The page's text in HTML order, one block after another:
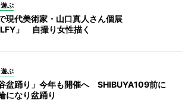
ぶ
現代美術家・山口真人さん個展
」 自撮り女性描く
ぶ
谷盆踊り」今年も開催へ SHIBUYA109前に
になり盆踊り